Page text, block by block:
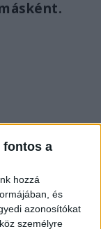
fontos a
hozzá
és
azonosítókat
személyre